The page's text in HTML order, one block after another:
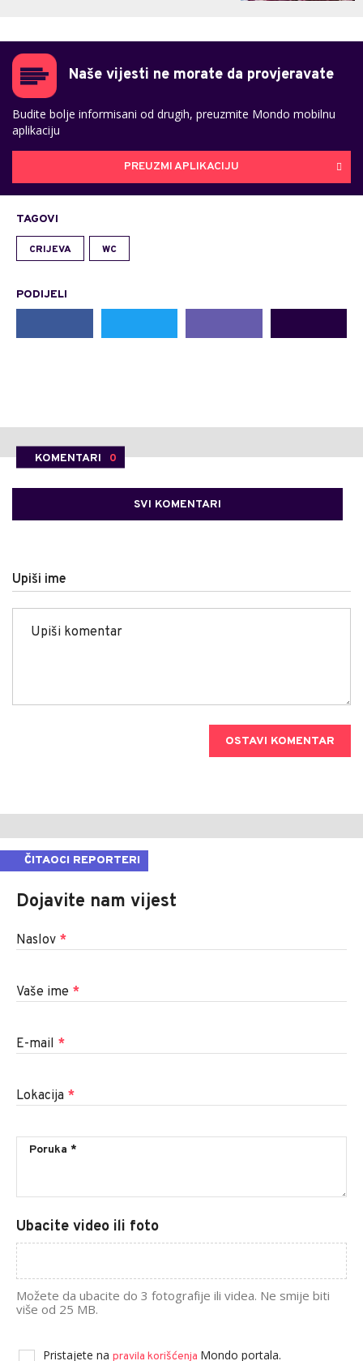
Naše vijesti ne morate da provjeravate
Budite bolje informisani od drugih, preuzmite Mondo mobilnu
aplikaciju
PREUZMI APLIKACIJU
TAGOVI
CRIJEVA WC
PODIJELI
KOMENTARI 0
SVI KOMENTARI
Upiši ime
OSTAVI KOMENTAR
ČITAOCI REPORTERI
Dojavite nam vijest
Naslov *
Vaše ime *
E-mail *
Lokacija *
Ubacite video ili foto
Možete da ubacite do 3 fotografije ili videa. Ne smije biti
više od 25 MB.
Pristajete na pravila korišćenja Mondo portala.